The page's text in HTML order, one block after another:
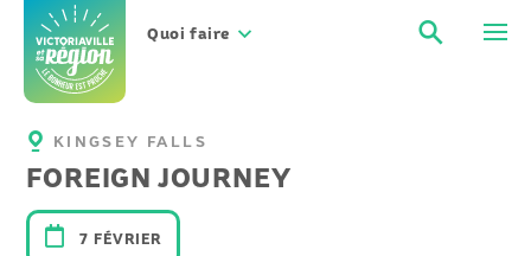
contenu
Quoi faire
KINGSEY FALLS
FOREIGN JOURNEY
7 FÉVRIER